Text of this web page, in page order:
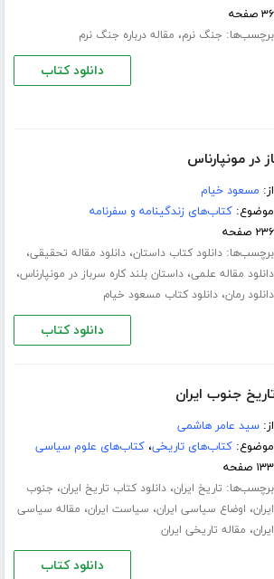
۳۶ صفحه
برچسب‌ها: جنگ نرم، مقاله درباره جنگ نرم
دانلود کتاب
در مونپارناس
از: مسعود خیام
موضوع:کتاب‌های زندگینامه و سفرنامه
۲۳۶ صفحه
برچسب‌ها:دانلود کتاب داستان،دانلود مقاله تحقیقی،
دانلود مقاله علمی،داستان بلند کاره سرباز در مونپارناس،
دانلود رمان،دانلود کتاب مسعود خیام
دانلود کتاب
جنوب ایران
از:سید عامر هاشمی
موضوع:کتاب‌های تاریخی،کتاب‌های علوم سیاسی
۱۳۳ صفحه
برچسب‌ها: تاریخ ایران،دانلود کتاب تاریخ ایران، جنوب
ایران، اوضاع سیاسی ایران، سیاست ایران، مقاله سیاسی
ایران، مقاله تاریخی ایران
دانلود کتاب